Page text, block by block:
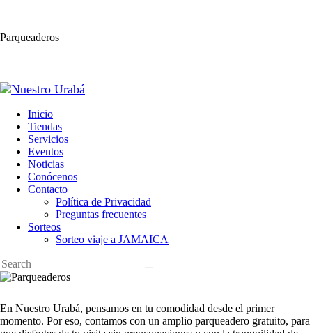
Parqueaderos
Inicio
Tiendas
Servicios
Eventos
Noticias
Conócenos
Contacto
Política de Privacidad
Preguntas frecuentes
Sorteos
Sorteo viaje a JAMAICA
En Nuestro Urabá, pensamos en tu comodidad desde el primer
momento. Por eso, contamos con un amplio parqueadero gratuito, para